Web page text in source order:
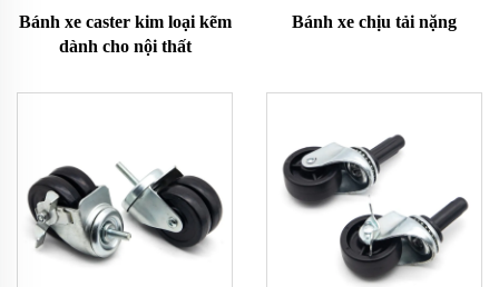
Bánh xe caster kim loại kẽm
dành cho nội thất
Bánh xe chịu tải nặng